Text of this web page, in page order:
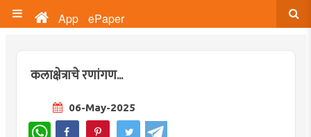
App ePaper
कलाक्षेत्राचे रणांगण...
06-May-2025
WhatsApp